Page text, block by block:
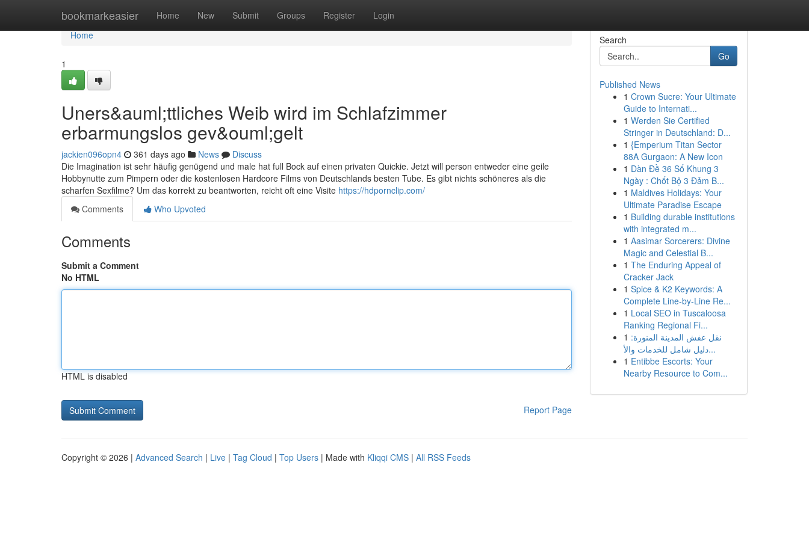
bookmarkeasier Home New Submit Groups Register Login
Home
Home
1
Uners&auml;ttliches Weib wird im Schlafzimmer
erbarmungslos gev&ouml;gelt
jackien096opn4 361 days ago News
Discuss
Die Imagination ist sehr häufig genügend und male hat full Bock auf einen privaten Quickie. Jetzt will person entweder eine geile
Hobbynutte zum Pimpern oder die kostenlosen Hardcore Films von Deutschlands besten Tube. Es gibt nichts schöneres als die
scharfen Sexfilme? Um das korrekt zu beantworten, reicht oft eine Visite https://hdpornclip.com/
Comments
Who Upvoted
Comments
Submit a Comment
No HTML
HTML is disabled
Report Page
Search
Go
Published News
1 Crown Sucre: Your Ultimate
Guide to Internati...
1 Werden Sie Certified
Stringer in Deutschland: D...
1 {Emperium Titan Sector
88A Gurgaon: A New Icon
1 Dàn Đề 36 Số Khung 3
Ngày : Chốt Bộ 3 Đảm B...
1 Maldives Holidays: Your
Ultimate Paradise Escape
1 Building durable institutions
with integrated m...
1 Aasimar Sorcerers: Divine
Magic and Celestial B...
1 The Enduring Appeal of
Cracker Jack
1 Spice & K2 Keywords: A
Complete Line-by-Line Re...
1 Local SEO in Tuscaloosa
Ranking Regional Fi...
1 نقل عفش المدينة المنورة:
دليل شامل للخدمات والأ...
1 Entibbe Escorts: Your
Nearby Resource to Com...
Copyright © 2026 | Advanced Search | Live | Tag Cloud | Top Users | Made with Kliqqi CMS | All RSS Feeds